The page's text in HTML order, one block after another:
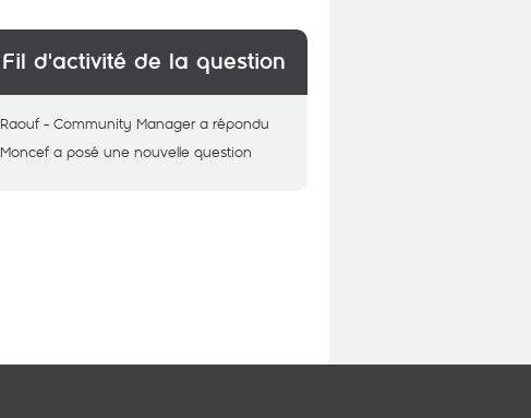
Fil d'activité de la question
Raouf - Community Manager a répondu
Moncef a posé une nouvelle question